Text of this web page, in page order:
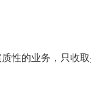
性的业务，只收取